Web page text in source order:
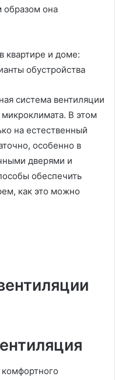
она
система вентиляции
В этом
на естественный
особенно в
дверями и
обеспечить
как это можно